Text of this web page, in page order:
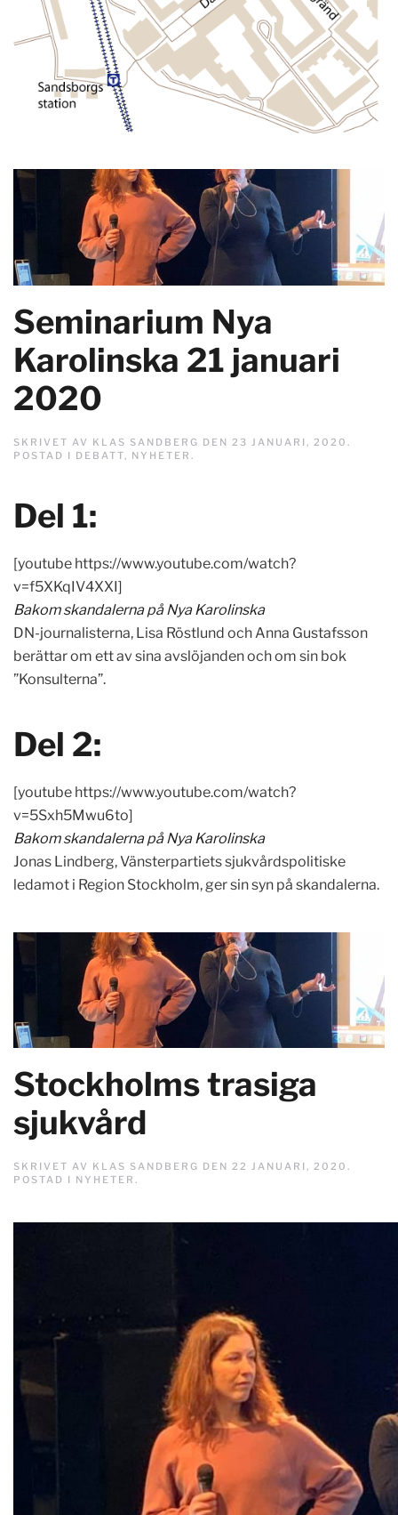
Seminarium Nya
Karolinska 21 januari
2020
SKRIVET AV KLAS SANDBERG DEN 23 JANUARI, 2020 .
POSTAD I DEBATT, NYHETER .
Del 1:
[youtube https://www.youtube.com/watch?
v=f5XKqIV4XXI]
Bakom skandalerna på Nya Karolinska
DN-journalisterna, Lisa Röstlund och Anna Gustafsson
berättar om ett av sina avslöjanden och om sin bok
”Konsulterna”.
Del 2:
[youtube https://www.youtube.com/watch?
v=5Sxh5Mwu6to]
Bakom skandalerna på Nya Karolinska
Jonas Lindberg, Vänsterpartiets sjukvårdspolitiske
ledamot i Region Stockholm, ger sin syn på skandalerna.
Stockholms trasiga
sjukvård
SKRIVET AV KLAS SANDBERG DEN 22 JANUARI, 2020 .
POSTAD I NYHETER .